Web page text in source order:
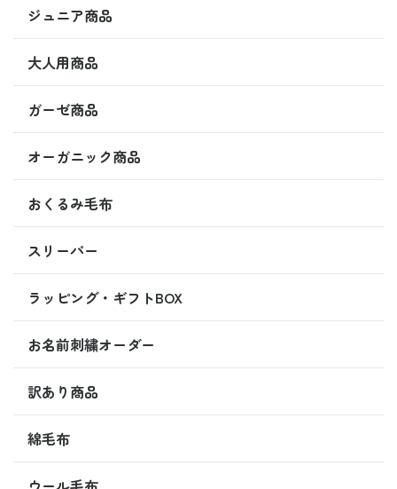
ジュニア商品
大人用商品
ガーゼ商品
オーガニック商品
おくるみ毛布
スリーパー
ラッピング・ギフトBOX
お名前刺繍オーダー
訳あり商品
綿毛布